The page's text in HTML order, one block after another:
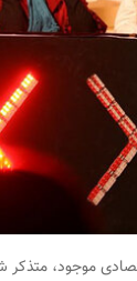
موجود، متذکر